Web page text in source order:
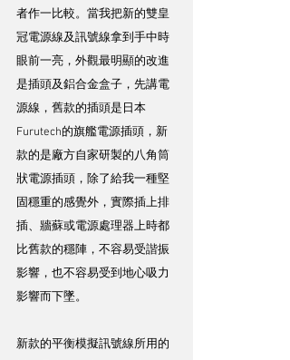
者作一比較。當我把新的雙皇
冠電源線及訊號線拿到手中時
眼前一亮，外觀最明顯的改進
是插頭及鋁合金盒子，先講電
源線，舊款的插頭是日本
Furutech的旗艦電源插頭，新
款的是廠方自家研製的八角筒
狀電源插頭，除了給我一種堅
固穩重的感覺外，實際插上排
插、牆蘇或電源處理器上時都
比舊款的穩陣，不容易受諧振
影響，也不容易受到地心吸力
影響而下墜。
新款的平衡模擬訊號線所用的